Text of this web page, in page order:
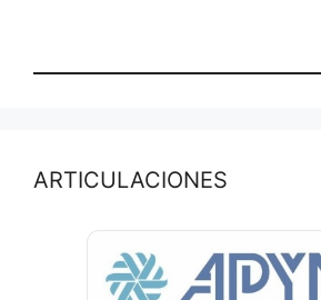
ARTICULACIONES